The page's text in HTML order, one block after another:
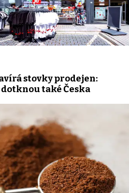
stovky prodejen:
dotknou také Česka